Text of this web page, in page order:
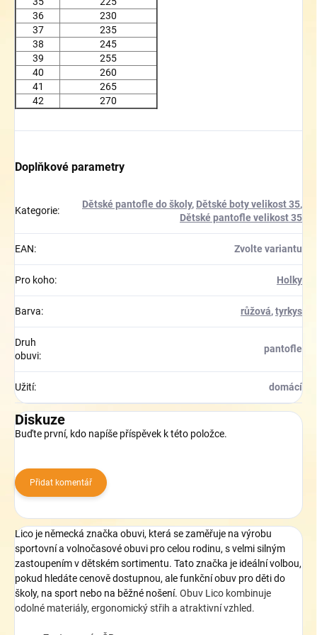
36
230
37
235
38
245
39
255
40
260
41
265
42
270
Doplňkové parametry
Kategorie:
Dětské pantofle do školy, Dětské boty velikost 35,
Dětské pantofle velikost 35
EAN: Zvolte variantu
Pro koho: Holky
Barva: růžová,tyrkys
Druh
obuvi:
pantofle
Užití: domácí
Diskuze
Buďte první, kdo napíše příspěvek k této položce.
Přidat komentář
Lico je německá značka obuvi, která se zaměřuje na výrobu
sportovní a volnočasové obuvi pro celou rodinu, s velmi silným
zastoupením v dětském sortimentu. Tato značka je ideální volbou,
pokud hledáte cenově dostupnou, ale funkční obuv pro děti do
školy, na sport nebo na běžné nošení. Obuv Lico kombinuje
odolné materiály, ergonomický střih a atraktivní vzhled.